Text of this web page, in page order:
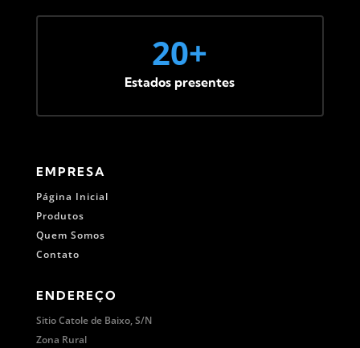
20+
Estados presentes
EMPRESA
Página Inicial
Produtos
Quem Somos
Contato
ENDEREÇO
Sitio Catole de Baixo, S/N
Zona Rural